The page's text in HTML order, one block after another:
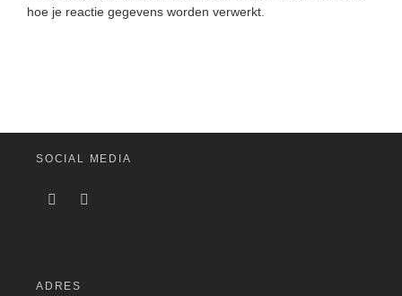
hoe je reactie gegevens worden verwerkt
SOCIAL MEDIA
ADRES